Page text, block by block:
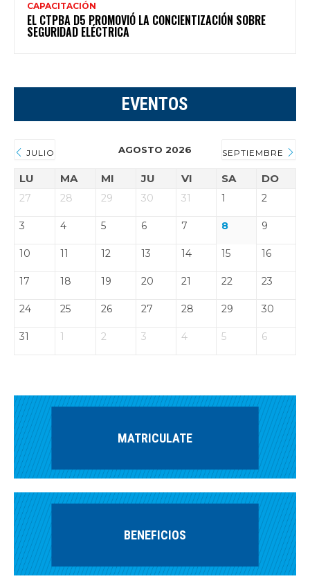
CAPACITACIÓN
EL CTPBA D5 PROMOVIÓ LA CONCIENTIZACIÓN SOBRE
SEGURIDAD ELÉCTRICA
EVENTOS
JULIO AGOSTO 2026 SEPTIEMBRE
LU MA MI JU VI SA DO
27 28 29 30 31 1 2
3 4 5 6 7 8 9
10 11 12 13 14 15 16
17 18 19 20 21 22 23
24 25 26 27 28 29 30
31 1 2 3 4 5 6
MATRICULATE
BENEFICIOS